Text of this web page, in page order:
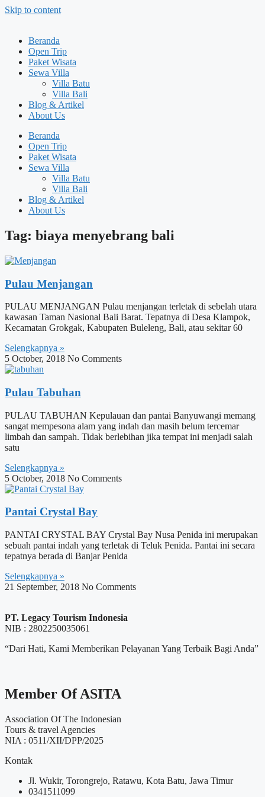
Skip to content
Beranda
Open Trip
Paket Wisata
Sewa Villa
Villa Batu
Villa Bali
Blog & Artikel
About Us
Beranda
Open Trip
Paket Wisata
Sewa Villa
Villa Batu
Villa Bali
Blog & Artikel
About Us
Tag: biaya menyebrang bali
Pulau Menjangan
PULAU MENJANGAN Pulau menjangan terletak di sebelah utara
kawasan Taman Nasional Bali Barat. Tepatnya di Desa Klampok,
Kecamatan Grokgak, Kabupaten Buleleng, Bali, atau sekitar 60
Selengkapnya »
5 October, 2018 No Comments
Pulau Tabuhan
PULAU TABUHAN Kepulauan dan pantai Banyuwangi memang
sangat mempesona alam yang indah dan masih belum tercemar
limbah dan sampah. Tidak berlebihan jika tempat ini menjadi salah
satu
Selengkapnya »
5 October, 2018 No Comments
Pantai Crystal Bay
PANTAI CRYSTAL BAY Crystal Bay Nusa Penida ini merupakan
sebuah pantai indah yang terletak di Teluk Penida. Pantai ini secara
tepatnya berada di Banjar Penida
Selengkapnya »
21 September, 2018 No Comments
PT. Legacy Tourism Indonesia
NIB : 2802250035061
“Dari Hati, Kami Memberikan Pelayanan Yang Terbaik Bagi Anda”
Member Of ASITA
Association Of The Indonesian
Tours & travel Agencies
NIA : 0511/XII/DPP/2025
Kontak
Jl. Wukir, Torongrejo, Ratawu, Kota Batu, Jawa Timur
0341511099